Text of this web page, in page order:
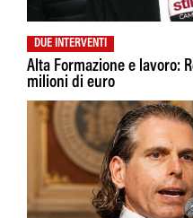
DUE INTERVENTI
Alta Formazione e lavoro:
milioni di euro